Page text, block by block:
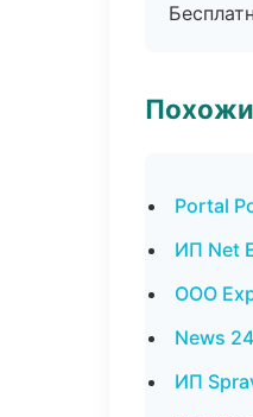
Portal
ИП Net
ООО
News
ИП